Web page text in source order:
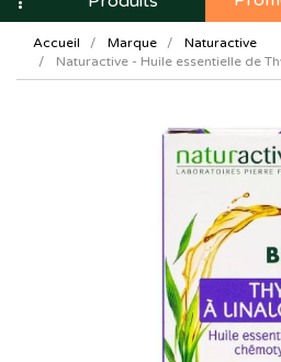
Paque
Amiens
Accueil Marque
Naturactive
Naturactive - Huile essentielle de